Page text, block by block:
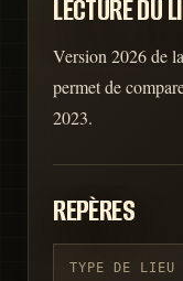
LECTURE DU
Version 2026 de
permet de
2023.
REPÈRES
TYPE DE LIEU